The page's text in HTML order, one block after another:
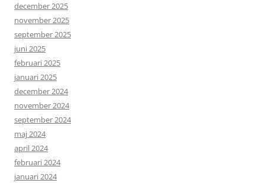
december 2025
november 2025
september 2025
juni 2025
februari 2025
januari 2025
december 2024
november 2024
september 2024
maj 2024
april 2024
februari 2024
januari 2024